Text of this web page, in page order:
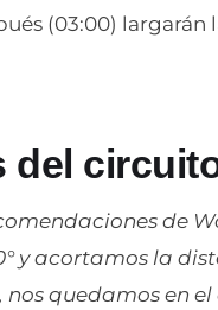
(03:00)
del
de
y acortamos la
nos quedamos en